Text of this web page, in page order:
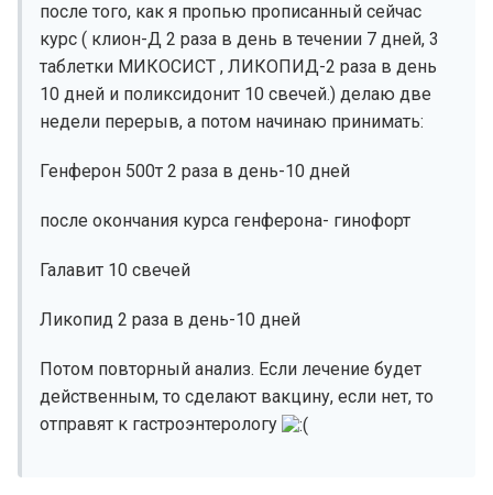
после того, как я пропью прописанный сейчас
курс ( клион-Д 2 раза в день в течении 7 дней, 3
таблетки МИКОСИСТ , ЛИКОПИД-2 раза в день
10 дней и поликсидонит 10 свечей.) делаю две
недели перерыв, а потом начинаю принимать:
Генферон 500т 2 раза в день-10 дней
после окончания курса генферона- гинофорт
Галавит 10 свечей
Ликопид 2 раза в день-10 дней
Потом повторный анализ. Если лечение будет
действенным, то сделают вакцину, если нет, то
отправят к гастроэнтерологу